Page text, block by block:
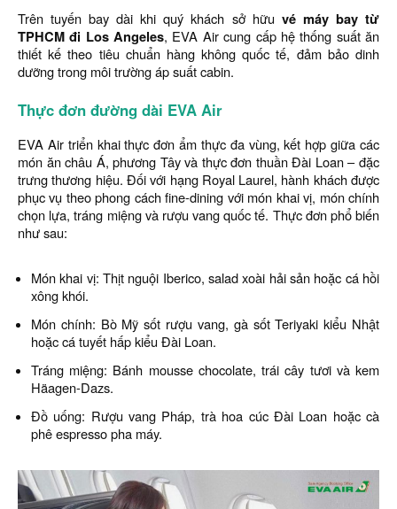
Trên tuyến bay dài khi quý khách sở hữu vé máy bay từ
TPHCM đi Los Angeles, EVA Air cung cấp hệ thống suất ăn
thiết kế theo tiêu chuẩn hàng không quốc tế, đảm bảo dinh
dưỡng trong môi trường áp suất cabin.
Thực đơn đường dài EVA Air
EVA Air triển khai thực đơn ẩm thực đa vùng, kết hợp giữa các
món ăn châu Á, phương Tây và thực đơn thuần Đài Loan – đặc
trưng thương hiệu. Đối với hạng Royal Laurel, hành khách được
phục vụ theo phong cách fine-dining với món khai vị, món chính
chọn lựa, tráng miệng và rượu vang quốc tế. Thực đơn phổ biến
như sau:
Món khai vị: Thịt nguội Iberico, salad xoài hải sản hoặc cá hồi
xông khói.
Món chính: Bò Mỹ sốt rượu vang, gà sốt Teriyaki kiểu Nhật
hoặc cá tuyết hấp kiểu Đài Loan.
Tráng miệng: Bánh mousse chocolate, trái cây tươi và kem
Häagen-Dazs.
Đồ uống: Rượu vang Pháp, trà hoa cúc Đài Loan hoặc cà
phê espresso pha máy.